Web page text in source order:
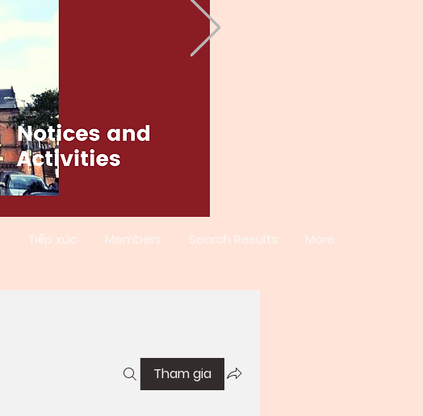
Tiếp xúc Members Search Results More
Tham gia